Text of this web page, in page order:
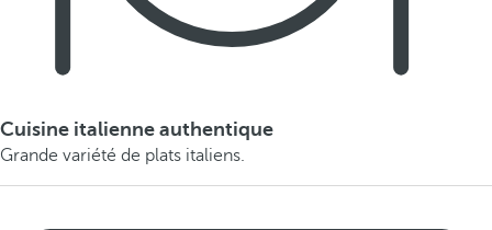
Cuisine italienne authentique
Grande variété de plats italiens.